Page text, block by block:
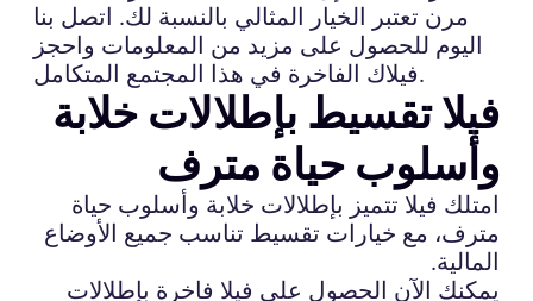
مرن تعتبر الخيار المثالي بالنسبة لك. اتصل بنا
اليوم للحصول على مزيد من المعلومات واحجز
فيلاك الفاخرة في هذا المجتمع المتكامل.
فيلا تقسيط بإطلالات خلابة
وأسلوب حياة مترف
امتلك فيلا تتميز بإطلالات خلابة وأسلوب حياة
مترف، مع خيارات تقسيط تناسب جميع الأوضاع
المالية.
يمكنك الآن الحصول على فيلا فاخرة بإطلالات